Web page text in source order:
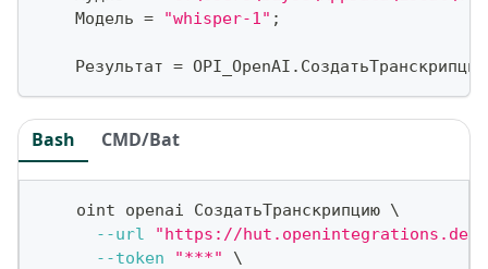
    Модель
= "whisper-1" ;
    Результат
= OPI_OpenAI . СоздатьТранскрипцию
Bash CMD/Bat
    oint openai СоздатьТранскрипцию
\
--url
"https://
--token
"***"
\